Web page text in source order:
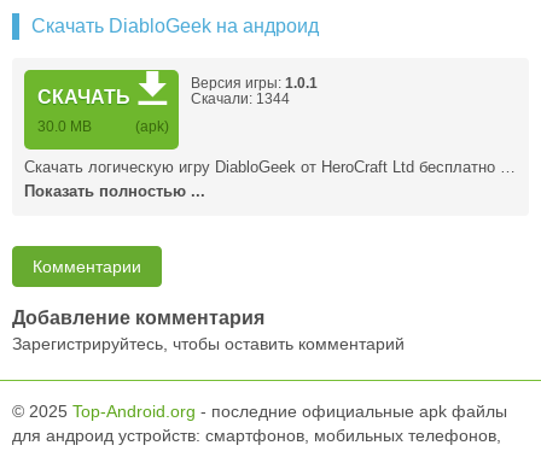
Скачать DiabloGeek на андроид
СКАЧАТЬ
30.0 MB (apk)
Версия игры: 1.0.1
Скачали: 1344
Скачать логическую игру DiabloGeek от HeroCraft Ltd бесплатно …
Показать полностью ...
Комментарии
Добавление комментария
Зарегистрируйтесь, чтобы оставить комментарий
© 2025 Top-Android.org - последние официальные apk файлы
для андроид устройств: смартфонов, мобильных телефонов,